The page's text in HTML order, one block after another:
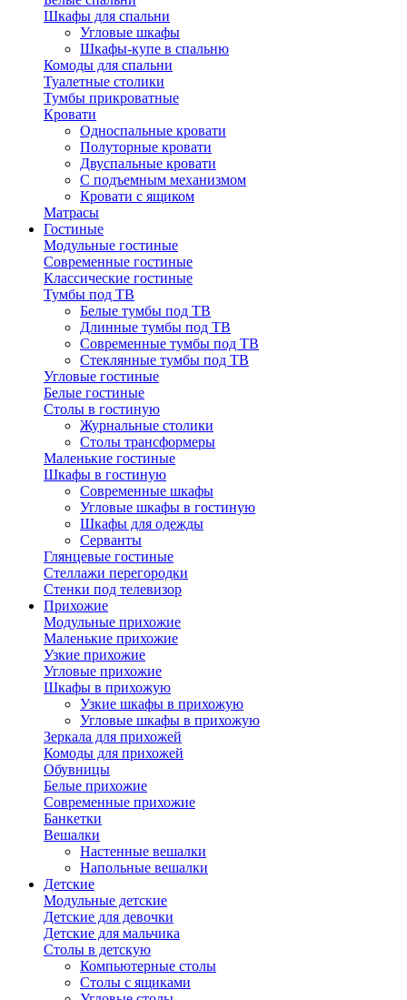
Шкафы для спальни
Угловые шкафы
Шкафы-купе в спальню
Комоды для спальни
Туалетные столики
Тумбы прикроватные
Кровати
Односпальные кровати
Полуторные кровати
Двуспальные кровати
С подъемным механизмом
Кровати с ящиком
Матрасы
Гостиные
Модульные гостиные
Современные гостиные
Классические гостиные
Тумбы под ТВ
Белые тумбы под ТВ
Длинные тумбы под ТВ
Современные тумбы под ТВ
Стеклянные тумбы под ТВ
Угловые гостиные
Белые гостиные
Столы в гостиную
Журнальные столики
Столы трансформеры
Маленькие гостиные
Шкафы в гостиную
Современные шкафы
Угловые шкафы в гостиную
Шкафы для одежды
Серванты
Глянцевые гостиные
Стеллажи перегородки
Стенки под телевизор
Прихожие
Модульные прихожие
Маленькие прихожие
Узкие прихожие
Угловые прихожие
Шкафы в прихожую
Узкие шкафы в прихожую
Угловые шкафы в прихожую
Зеркала для прихожей
Комоды для прихожей
Обувницы
Белые прихожие
Современные прихожие
Банкетки
Вешалки
Настенные вешалки
Напольные вешалки
Детские
Модульные детские
Детские для девочки
Детские для мальчика
Столы в детскую
Компьютерные столы
Столы с ящиками